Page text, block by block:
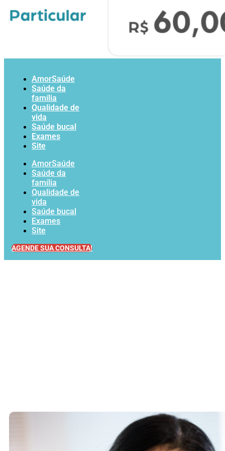
AmorSaúde
Saúde da
família
Qualidade de
vida
Saúde bucal
Exames
Site
AmorSaúde
Saúde da
família
Qualidade de
vida
Saúde bucal
Exames
Site
AGENDE SUA CONSULTA!